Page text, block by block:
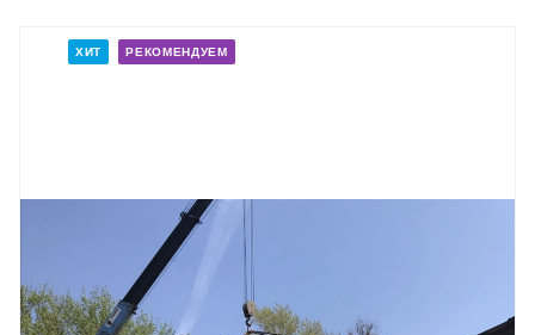
ХИТ РЕКОМЕНДУЕМ